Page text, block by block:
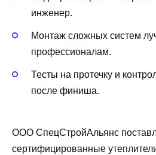
инженер.
Монтаж сложных систем
профессионалам.
Тесты на протечку и
после финиша.
ООО СпецСтройАльянс
сертифицированные